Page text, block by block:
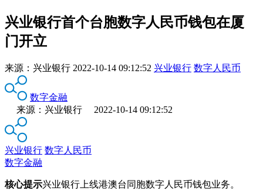
兴业银行首个台胞数字人民币钱包在厦
门开立
来源： 兴业银行 2022-10-14 09:12:52 兴业银行 数字人民币
数字金融
来源：兴业银行 2022-10-14 09:12:52
兴业银行 数字人民币
数字金融
核心提示兴业银行上线港澳台同胞数字人民币钱包业务。